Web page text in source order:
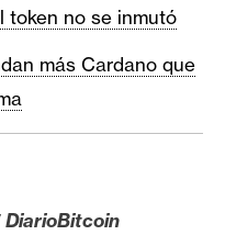
token no se inmutó
más Cardano que
DiarioBitcoin